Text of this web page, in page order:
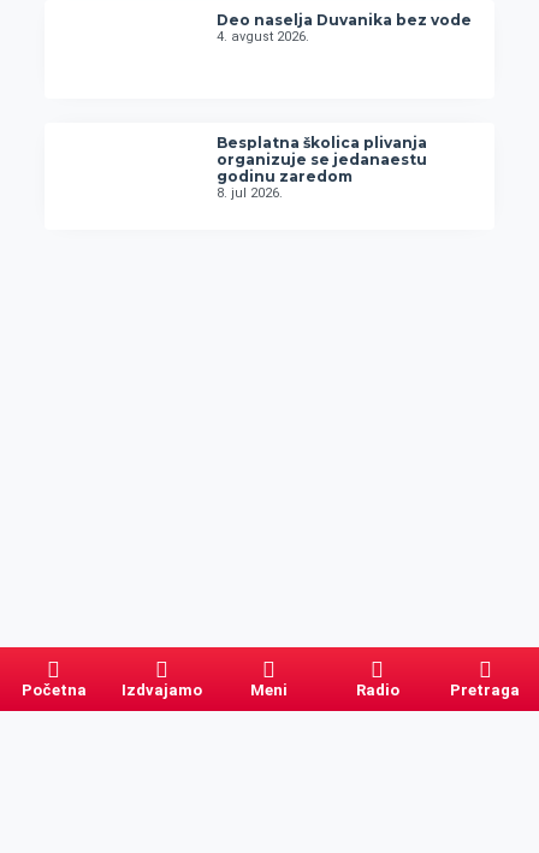
Deo naselja Duvanika bez vode
4. avgust 2026.
Besplatna školica plivanja
organizuje se jedanaestu
godinu zaredom
8. jul 2026.
Početna Izdvajamo Meni Radio Pretraga